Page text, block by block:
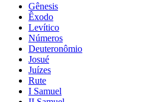
Gênesis
Êxodo
Levítico
Números
Deuteronômio
Josué
Juízes
Rute
I Samuel